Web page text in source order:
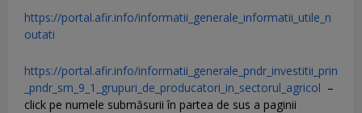
https://portal.afir.info/informatii_generale_informatii_utile_n
outati
https://portal.afir.info/informatii_generale_pndr_investitii_prin
_pndr_sm_9_1_grupuri_de_producatori_in_sectorul_agricol –
click pe numele submăsurii în partea de sus a paginii